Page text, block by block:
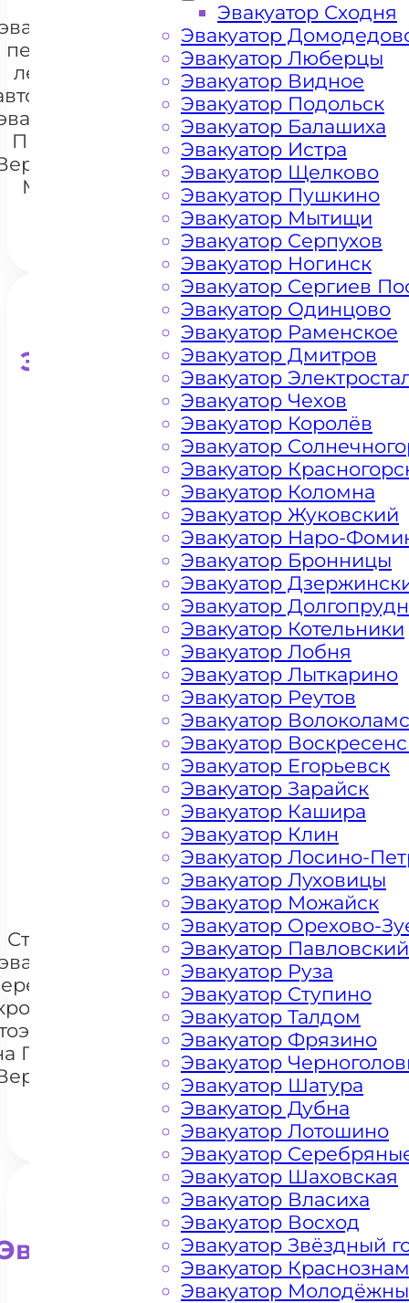
и
перевозки
легковых
Проспект
Москва
+7 985 222 99 01
Эвакуатор для
Цена от 4500 рублей
+ 100 РУБЛЕЙ ЗА КИЛОМЕТР
Стоимость
и
Проспекте
+7 985 222 99 01
для
Эвакуатор Сходня
Эвакуатор
Эвакуатор Люберцы
Эвакуатор Видное
Эвакуатор Подольск
Эвакуатор Балашиха
Эвакуатор Истра
Эвакуатор Щелково
Эвакуатор Пушкино
Эвакуатор Мытищи
Эвакуатор Серпухов
Эвакуатор Ногинск
Эвакуатор Сергиев
Эвакуатор Одинцово
Эвакуатор Раменское
Эвакуатор Дмитров
Эвакуатор
Эвакуатор Чехов
Эвакуатор Королёв
Эвакуатор
Эвакуатор
Эвакуатор Коломна
Эвакуатор Жуковский
Эвакуатор Наро-
Эвакуатор Бронницы
Эвакуатор
Эвакуатор
Эвакуатор Котельники
Эвакуатор Лобня
Эвакуатор Лыткарино
Эвакуатор Реутов
Эвакуатор
Эвакуатор
Эвакуатор Егорьевск
Эвакуатор Зарайск
Эвакуатор Кашира
Эвакуатор Клин
Эвакуатор Лосино-
Эвакуатор Луховицы
Эвакуатор Можайск
Эвакуатор Орехово-
Эвакуатор
Эвакуатор Руза
Эвакуатор Ступино
Эвакуатор Талдом
Эвакуатор Фрязино
Эвакуатор
Эвакуатор Шатура
Эвакуатор Дубна
Эвакуатор Лотошино
Эвакуатор
Эвакуатор Шаховская
Эвакуатор Власиха
Эвакуатор Восход
Эвакуатор Звёздный
Эвакуатор
Эвакуатор